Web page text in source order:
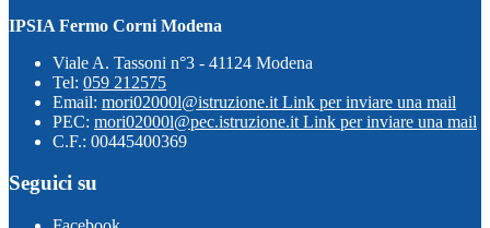
IPSIA Fermo Corni Modena
Viale A. Tassoni n°3 - 41124 Modena
Tel: 059 212575
Email: mori02000l@istruzione.it Link per inviare una mail
PEC: mori02000l@pec.istruzione.it Link per inviare una mail
C.F.: 00445400369
Seguici su